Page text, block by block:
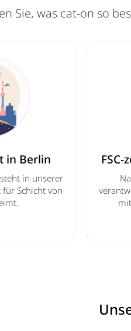
Sie, was cat-on so
in Berlin
in unserer
Schicht von